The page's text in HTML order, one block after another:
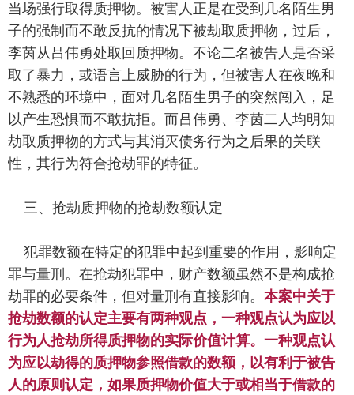
当场强行取得质押物。被害人正是在受到几名陌生男
子的强制而不敢反抗的情况下被劫取质押物，过后，
李茵从吕伟勇处取回质押物。不论二名被告人是否采
取了暴力，或语言上威胁的行为，但被害人在夜晚和
不熟悉的环境中，面对几名陌生男子的突然闯入，足
以产生恐惧而不敢抗拒。而吕伟勇、李茵二人均明知
劫取质押物的方式与其消灭债务行为之后果的关联
性，其行为符合抢劫罪的特征。
三、抢劫质押物的抢劫数额认定
犯罪数额在特定的犯罪中起到重要的作用，影响定
罪与量刑。在抢劫犯罪中，财产数额虽然不是构成抢
劫罪的必要条件，但对量刑有直接影响。 本案中关于
抢劫数额的认定主要有两种观点，一种观点认为应以
行为人抢劫所得质押物的实际价值计算。一种观点认
为应以劫得的质押物参照借款的数额，以有利于被告
人的原则认定，如果质押物价值大于或相当于借款的